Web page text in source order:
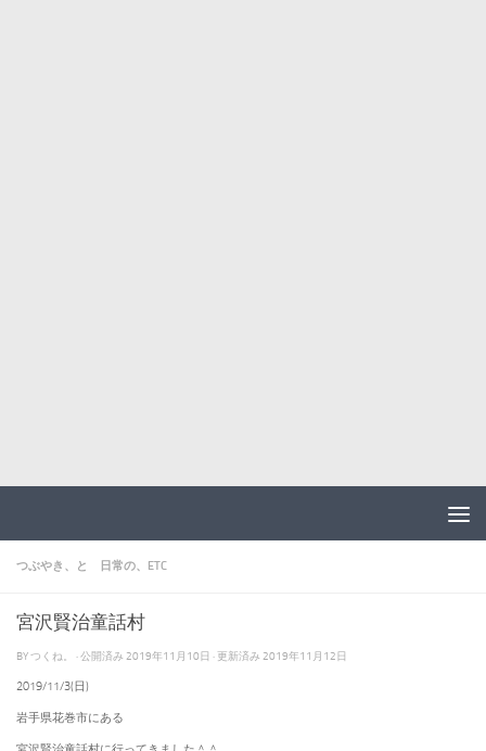
つぶやき、と 日常の、ETC
宮沢賢治童話村
BYつくね。 · 公開済み 2019年11月10日 · 更新済み 2019年11月12日
2019/11/3(日)
岩手県花巻市にある